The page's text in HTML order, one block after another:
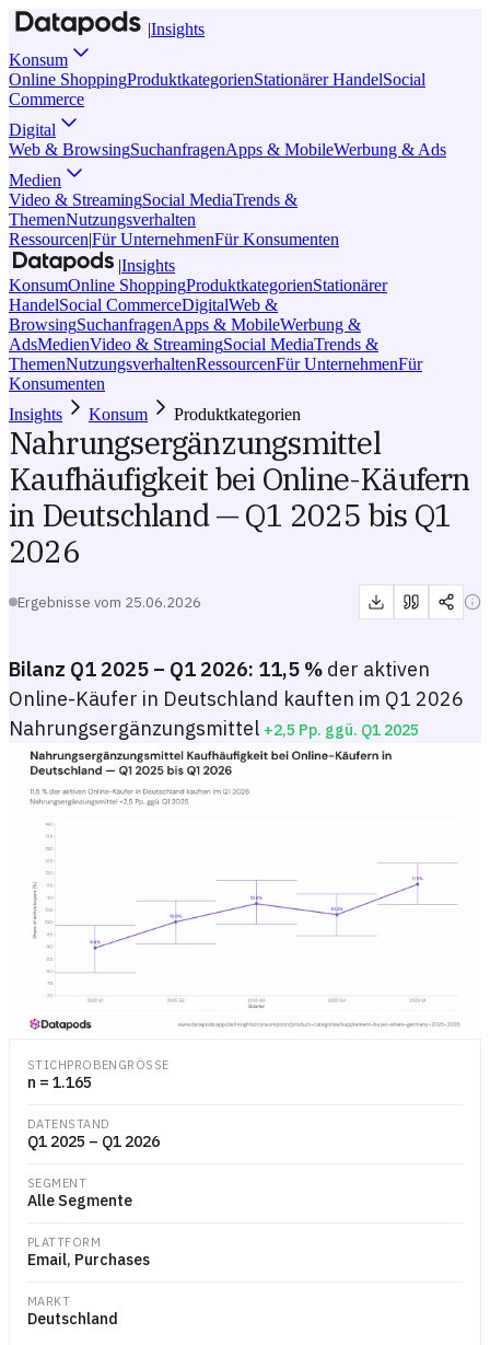
|Insights
Konsum
Online ShoppingProduktkategorienStationärer HandelSocial
Commerce
Digital
Web & BrowsingSuchanfragenApps & MobileWerbung & Ads
Medien
Video & StreamingSocial MediaTrends &
ThemenNutzungsverhalten
Ressourcen|Für UnternehmenFür Konsumenten
|Insights
KonsumOnline ShoppingProduktkategorienStationärer
HandelSocial CommerceDigitalWeb &
BrowsingSuchanfragenApps & MobileWerbung &
AdsMedienVideo & StreamingSocial MediaTrends &
ThemenNutzungsverhaltenRessourcenFür UnternehmenFür
Konsumenten
Insights
Konsum Produktkategorien
Nahrungsergänzungsmittel
Kaufhäufigkeit bei Online-Käufern
in Deutschland — Q1 2025 bis Q1
2026
Ergebnisse vom 25.06.2026
Bilanz Q1 2025 – Q1 2026: 11,5 % der aktiven
Online-Käufer in Deutschland kauften im Q1 2026
Nahrungsergänzungsmittel +2,5 Pp. ggü. Q1 2025
Nahrungsergänzungsmittel Kaufhäufigkeit bei Online-Käufern in
Liniendiagramm mit der quartalsweisen Käuferquote für
STICHPROBENGRÖSSE
n = 1.165
DATENSTAND
Q1 2025 – Q1 2026
SEGMENT
Alle Segmente
PLATTFORM
Email, Purchases
MARKT
Deutschland